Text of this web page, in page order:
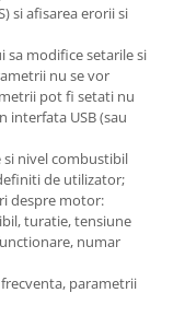
si afisarea erorii si
modifice setarile si
nu se vor
pot fi setati nu
interfata USB (sau
nivel combustibil
de utilizator;
despre motor:
turatie, tensiune
numar
parametrii